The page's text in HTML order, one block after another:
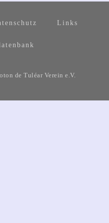
Links
de Tuléar Verein e.V.